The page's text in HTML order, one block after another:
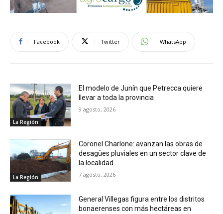
Facebook Twitter WhatsApp
La Región
El modelo de Junín que Petrecca quiere
llevar a toda la provincia
9 agosto, 2026
La Región
Coronel Charlone: avanzan las obras de
desagües pluviales en un sector clave de
la localidad
7 agosto, 2026
General Villegas figura entre los distritos
bonaerenses con más hectáreas en